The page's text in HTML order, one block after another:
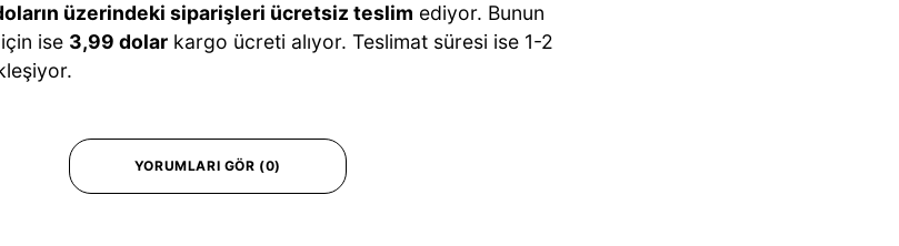
üzerindeki siparişleri ücretsiz teslim ediyor. Bunun
ise 3,99 dolar kargo ücreti alıyor. Teslimat süresi ise 1-2
YORUMLARI GÖR (0)